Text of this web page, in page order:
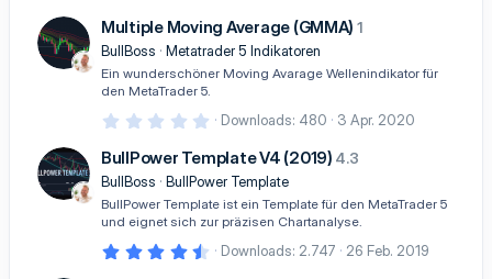
e
)
0
S
e
r
)
Multiple Moving Average (GMMA) 1
BullBoss
Metatrader 5 Indikatoren
Ein wunderschöner Moving Avarage Wellenindikator für
den MetaTrader 5.
0
0
S
t
e
r
Downloads 480 3 Apr. 2020
BullPower Template V4 (2019) 4.3
BullBoss
BullPower Template
BullPower Template ist ein Template für den MetaTrader 5
und eignet sich zur präzisen Chartanalyse.
4 Downloads 2.747 26 Feb. 2019